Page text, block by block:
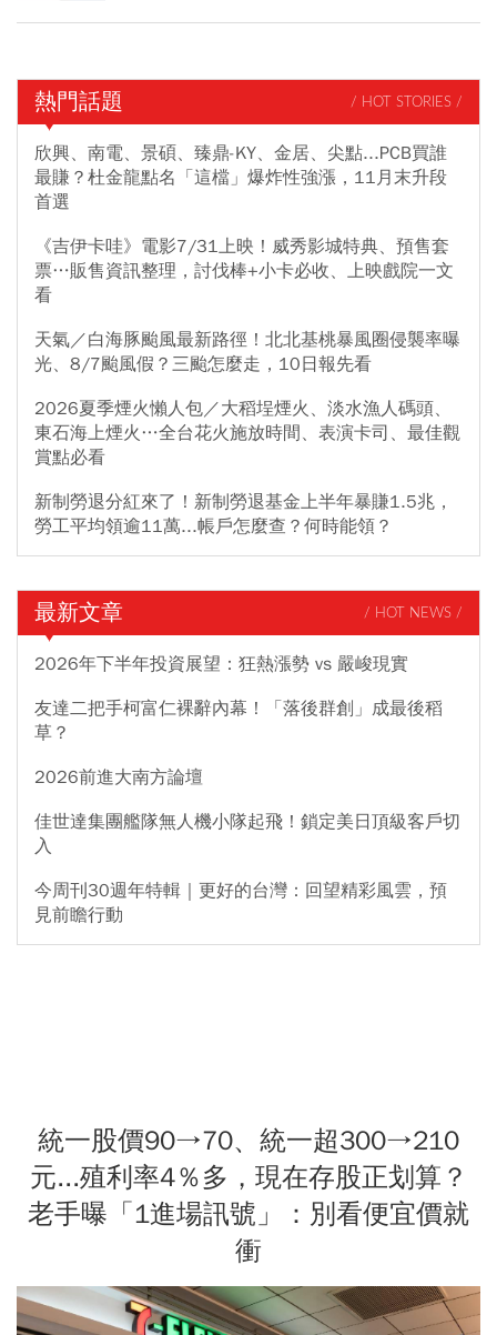
熱門話題 / HOT STORIES /
欣興、南電、景碩、臻鼎-KY、金居、尖點...PCB買誰
最賺？杜金龍點名「這檔」爆炸性強漲，11月末升段
首選
《吉伊卡哇》電影7/31上映！威秀影城特典、預售套
票…販售資訊整理，討伐棒+小卡必收、上映戲院一文
看
天氣／白海豚颱風最新路徑！北北基桃暴風圈侵襲率曝
光、8/7颱風假？三颱怎麼走，10日報先看
2026夏季煙火懶人包／大稻埕煙火、淡水漁人碼頭、
東石海上煙火…全台花火施放時間、表演卡司、最佳觀
賞點必看
新制勞退分紅來了！新制勞退基金上半年暴賺1.5兆，
勞工平均領逾11萬...帳戶怎麼查？何時能領？
最新文章 / HOT NEWS /
2026年下半年投資展望：狂熱漲勢 vs 嚴峻現實
友達二把手柯富仁裸辭內幕！「落後群創」成最後稻
草？
2026前進大南方論壇
佳世達集團艦隊無人機小隊起飛！鎖定美日頂級客戶切
入
今周刊30週年特輯｜更好的台灣：回望精彩風雲，預
見前瞻行動
統一股價90→70、統一超300→210
元...殖利率4％多，現在存股正划算？
老手曝「1進場訊號」：別看便宜價就
衝